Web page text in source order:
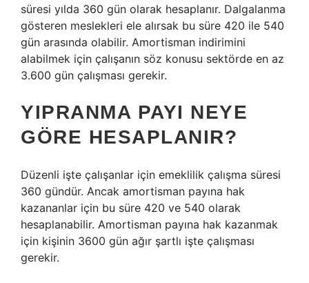
süresi yılda 360 gün olarak hesaplanır. Dalgalanma
gösteren meslekleri ele alırsak bu süre 420 ile 540
gün arasında olabilir. Amortisman indirimini
alabilmek için çalışanın söz konusu sektörde en az
3.600 gün çalışması gerekir.
YIPRANMA PAYI NEYE
GÖRE HESAPLANIR?
Düzenli işte çalışanlar için emeklilik çalışma süresi
360 gündür. Ancak amortisman payına hak
kazananlar için bu süre 420 ve 540 olarak
hesaplanabilir. Amortisman payına hak kazanmak
için kişinin 3600 gün ağır şartlı işte çalışması
gerekir.